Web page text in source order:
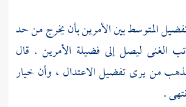
المتوسط بين الأمرين بأن يخرج من حد
الغنى ليصل إلى فضيلة الأمرين . قال
من يرى تفضيل الاعتدال ، وأن خيار
.